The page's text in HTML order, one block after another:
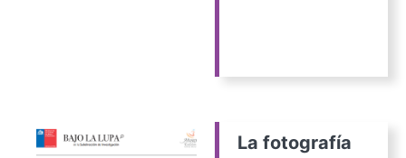
La fotografía